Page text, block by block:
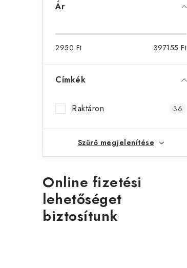
Ár
2950 Ft 397155 Ft
Címkék
Raktáron 36
Szűrő megjelenítése
Online fizetési
lehetőséget
biztosítunk